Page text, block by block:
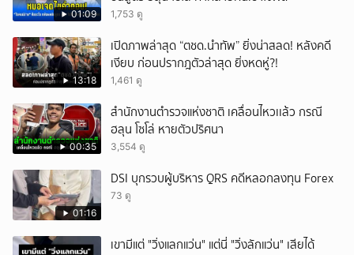
01:09 1,753 ดู
13:18
เปิดภาพล่าสุด “ตชด.นำทัพ” ยิ่งน่าสลด! หลังคดี
เงียบ ก่อนปรากฎตัวล่าสุด ยิ่งหดหู่?!
1,461 ดู
00:35
สำนักงานตำรวจแห่งชาติ เคลื่อนไหวเเล้ว กรณี
ฮลุน โซโล่ หายตัวปริศนา
3,554 ดู
01:16
DSI บุกรวบผู้บริหาร QRS คดีหลอกลงทุน Forex
73 ดู
เขามีแต่ "วิ่งแลกแว่น" แต่นี่ "วิ่งลักแว่น" เสียได้